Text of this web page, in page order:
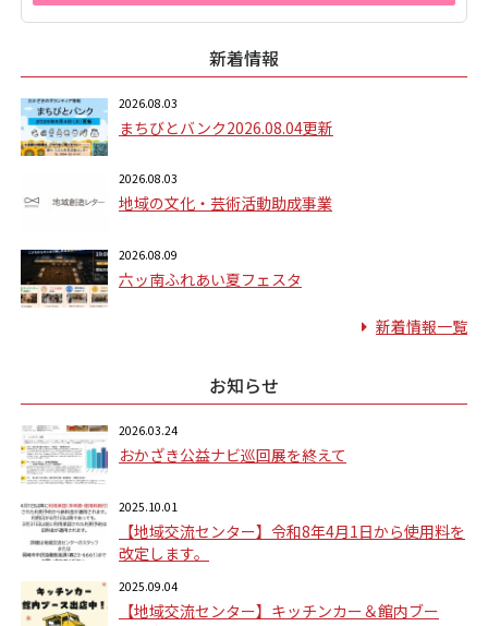
新着情報
2026.08.03
まちびとバンク2026.08.04更新
2026.08.03
地域の文化・芸術活動助成事業
2026.08.09
六ッ南ふれあい夏フェスタ
新着情報一覧
お知らせ
2026.03.24
おかざき公益ナビ巡回展を終えて
2025.10.01
【地域交流センター】令和8年4月1日から使用料を
改定します。
2025.09.04
【地域交流センター】キッチンカー＆館内ブー